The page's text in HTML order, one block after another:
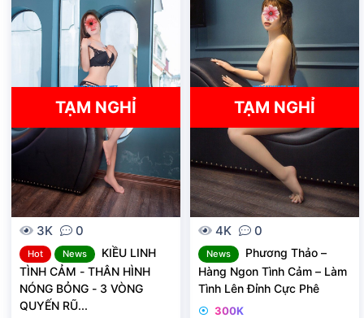
ã
k
TẠM NGHỈ
3K 0
Hot News
KIỀU LINH
TÌNH CẢM - THÂN HÌNH
NÓNG BỎNG - 3 VÒNG
QUYẾN RŨ...
a
TẠM NGHỈ
4K 0
News
Phương Thảo –
Hàng Ngon Tình Cảm – Làm
Tình Lên Đỉnh Cực Phê
300K